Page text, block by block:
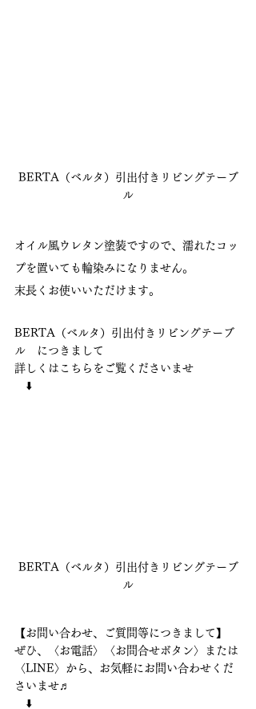
BERTA（ベルタ）引出付きリビングテーブ
ル
オイル風ウレタン塗装ですので、濡れたコッ
プを置いても輪染みになりません。
末長くお使いいただけます。
BERTA（ベルタ）引出付きリビングテーブ
ル　につきまして
詳しくはこちらをご覧くださいませ
⬇️
BERTA（ベルタ）引出付きリビングテーブ
ル
【お問い合わせ、ご質問等につきまして】
ぜひ、〈お電話〉〈お問合せボタン〉または
〈LINE〉から、お気軽にお問い合わせくだ
さいませ♬
⬇️